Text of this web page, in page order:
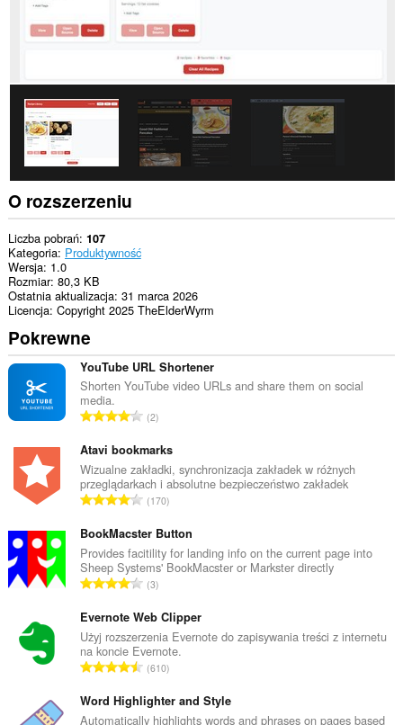
O rozszerzeniu
Liczba pobrań 107
Kategoria Produktywność
Wersja 1.0
Rozmiar 80,3 KB
Ostatnia aktualizacja 31 marca 2026
Licencja Copyright 2025 TheElderWyrm
Pokrewne
YouTube URL Shortener
Shorten YouTube video URLs and share them on social
media.
C
ł
k
o
w
t
a
l
c
z
b
a
c
2
Atavi bookmarks
Wizualne zakładki, synchronizacja zakładek w różnych
przeglądarkach i absolutne bezpieczeństwo zakładek
C
ł
k
o
w
t
a
l
c
z
170
BookMacster Button
Provides facitility for landing info on the current page into
Sheep Systems' BookMacster or Markster directly
C
ł
k
o
w
t
3
Evernote Web Clipper
Użyj rozszerzenia Evernote do zapisywania treści z internetu
na koncie Evernote.
C
ł
k
610
Word Highlighter and Style
Automatically highlights words and phrases on pages based